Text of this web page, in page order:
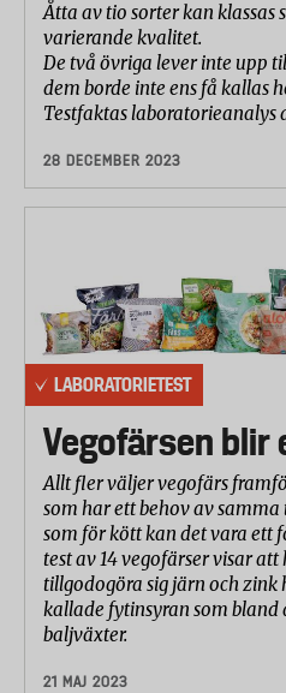
Åtta av tio sorter kan klassas
varierande kvalitet.
De två övriga lever inte upp
dem borde inte ens få kallas
Testfaktas laboratorieanalys
28 DECEMBER 2023
LABORATORIETEST
Vegofärsen blir
Allt fler väljer vegofärs
som har ett behov av
som för kött kan det vara ett
test av 14 vegofärser visar
tillgodogöra sig järn och zink
kallade fytinsyran som
baljväxter.
21 MAJ 2023